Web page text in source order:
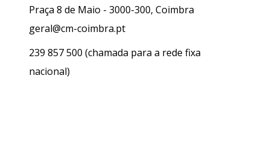
Praça 8 de Maio - 3000-300, Coimbra
geral@cm-coimbra.pt
239 857 500 (chamada para a rede fixa
nacional)